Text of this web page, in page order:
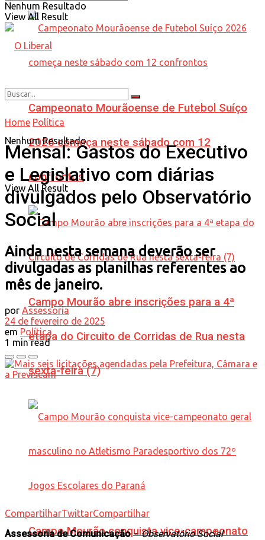
Campeonato Mourãoense de Futebol Suíço
2026 começa neste sábado com 12
confrontos
Campo Mourão abre inscrições para a 4ª
etapa do Circuito de Corridas de Rua nesta
sexta-feira (7)
Campo Mourão conquista vice-campeonato
Nenhum Resultado
View All Result
Nenhum Resultado
View All Result
Home Política
Mensal: Gastos do Executivo
e Legislativo com diárias
divulgados pelo Observatório
Social
Ainda nesta semana deverão ser
divulgadas as planilhas referentes ao
mês de janeiro.
por Assessoria
24 de fevereiro de 2025
em Política
1 min read
CompartilharTwittarCompartilhar
Assessoria de Comunicação–Observatório Social